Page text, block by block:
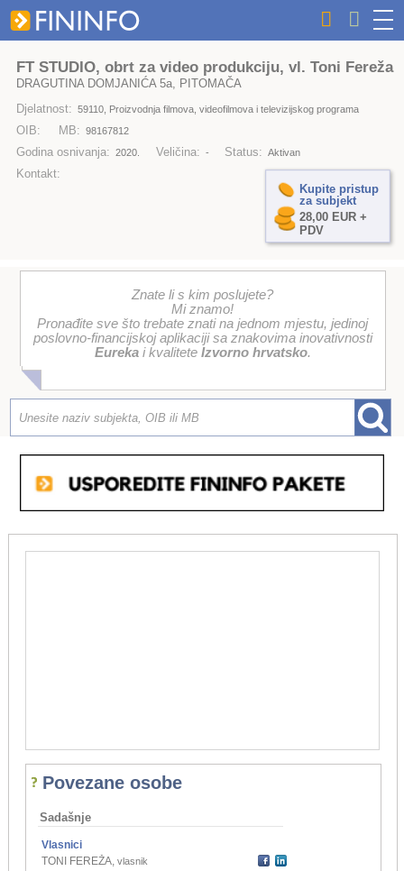
FT STUDIO, obrt za video produkciju, vl. Toni Fereža
DRAGUTINA DOMJANIĆA 5a, PITOMAČA
Djelatnost: 59110, Proizvodnja filmova, videofilmova i televizijskog programa
OIB: MB: 98167812
Godina osnivanja: 2020. Veličina: - Status: Aktivan
Kontakt:
Kupite pristup
za subjekt
28,00 EUR +
PDV
Znate li s kim poslujete?
Mi znamo!
Pronađite sve što trebate znati na jednom mjestu, jedinoj
poslovno-financijskoj aplikaciji sa znakovima inovativnosti
Eurekai kvalitete Izvorno hrvatsko.
Povezane osobe
Sadašnje
Vlasnici
TONI FEREŽA, vlasnik